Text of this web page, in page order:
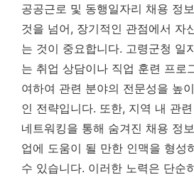
공공근로 및 동행일자리 채용 정
것을 넘어, 장기적인 관점에서 자
는 것이 중요합니다. 고령군청 일
는 취업 상담이나 직업 훈련 프로
여하여 관련 분야의 전문성을 높
인 전략입니다. 또한, 지역 내 관
네트워킹을 통해 숨겨진 채용 정
업에 도움이 될 만한 인맥을 형성
수 있습니다. 이러한 노력은 단순